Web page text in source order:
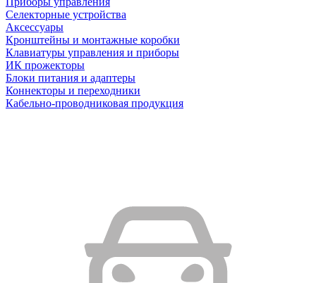
Селекторные устройства
Аксессуары
Кронштейны и монтажные коробки
Клавиатуры управления и приборы
ИК прожекторы
Блоки питания и адаптеры
Коннекторы и переходники
Кабельно-проводниковая продукция